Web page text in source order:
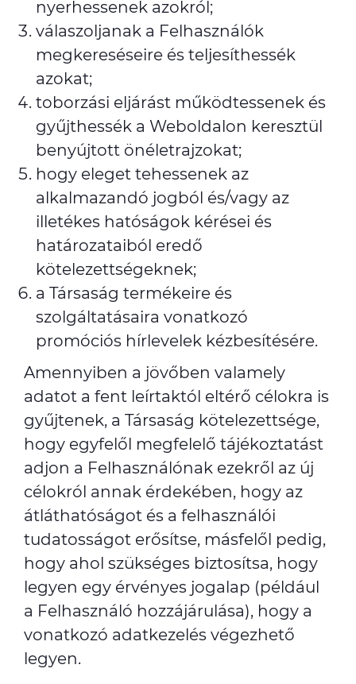
nyerhessenek azokról;
válaszoljanak a Felhasználók
megkereséseire és teljesíthessék
azokat;
toborzási eljárást működtessenek és
gyűjthessék a Weboldalon keresztül
benyújtott önéletrajzokat;
hogy eleget tehessenek az
alkalmazandó jogból és/vagy az
illetékes hatóságok kérései és
határozataiból eredő
kötelezettségeknek;
a Társaság termékeire és
szolgáltatásaira vonatkozó
promóciós hírlevelek kézbesítésére.
Amennyiben a jövőben valamely
adatot a fent leírtaktól eltérő célokra is
gyűjtenek, a Társaság kötelezettsége,
hogy egyfelől megfelelő tájékoztatást
adjon a Felhasználónak ezekről az új
célokról annak érdekében, hogy az
átláthatóságot és a felhasználói
tudatosságot erősítse, másfelől pedig,
hogy ahol szükséges biztosítsa, hogy
legyen egy érvényes jogalap (például
a Felhasználó hozzájárulása), hogy a
vonatkozó adatkezelés végezhető
legyen.